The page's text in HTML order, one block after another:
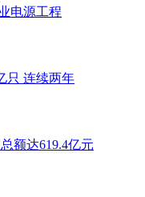
电源工程
只 连续两年
额达619.4亿元